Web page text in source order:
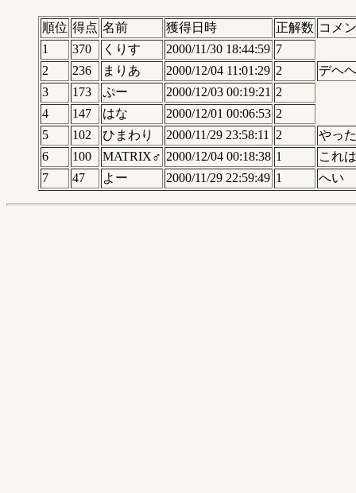
順位 得点 名前 獲得日時 正解数 コメ
1
370 くりす 2000/11/30 18:44:59 7
2
236 まりあ 2000/12/04 11:01:29 2
デヘヘ
3
173 ぷー 2000/12/03 00:19:21 2
4
147 はな 2000/12/01 00:06:53 2
5
102 ひまわり 2000/11/29 23:58:11 2
やっ
6
100 MATRIX♂ 2000/12/04 00:18:38 1
これ
7
47 よー 2000/11/29 22:59:49 1 へい